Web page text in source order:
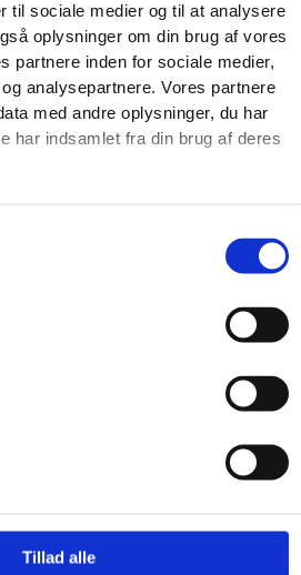
til sociale medier og til at analysere
oplysninger om din brug af vores
partnere inden for sociale medier,
analysepartnere. Vores partnere
med andre oplysninger, du har
har indsamlet fra din brug af deres
Tillad alle